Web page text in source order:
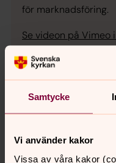
Samtycke
Vi använder kakor
Vissa av våra kakor
för marknadsföring.
Se videon på Vimeo
Ändra inställningar